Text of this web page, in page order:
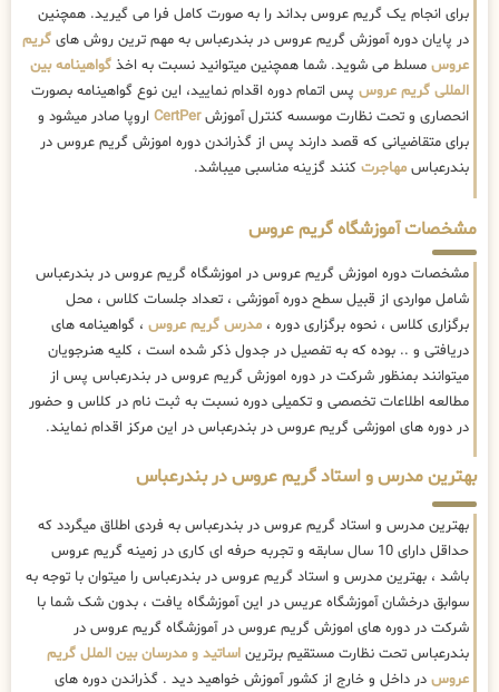
برای انجام یک گریم عروس بداند را به صورت کامل فرا می گیرید. همچنین
در پایان دوره آموزش گریم عروس در بندرعباس به مهم ترین روش های گریم
عروس مسلط می شوید. شما همچنین میتوانید نسبت به اخذ گواهینامه بین
المللی گریم عروس پس اتمام دوره اقدام نمایید، این نوع گواهینامه بصورت
انحصاری و تحت نظارت موسسه کنترل آموزشCertPer اروپا صادر میشود و
برای متقاضیانی که قصد دارند پس از گذراندن دوره اموزش گریم عروس در
بندرعباس مهاجرت کنند گزینه مناسبی میباشد.
مشخصات آموزشگاه گریم عروس
مشخصات دوره اموزش گریم عروس در اموزشگاه گریم عروس در بندرعباس
شامل مواردی از قبیل سطح دوره آموزشی ، تعداد جلسات کلاس ، محل
برگزاری کلاس ، نحوه برگزاری دوره ، مدرس گریم عروس ، گواهینامه های
دریافتی و .. بوده که به تفصیل در جدول ذکر شده است ، کلیه هنرجویان
میتوانند بمنظور شرکت در دوره اموزش گریم عروس در بندرعباس پس از
مطالعه اطلاعات تخصصی و تکمیلی دوره نسبت به ثبت نام در کلاس و حضور
در دوره های اموزشی گریم عروس در بندرعباس در این مرکز اقدام نمایند.
بهترین مدرس و استاد گریم عروس در بندرعباس
بهترین مدرس و استاد گریم عروس در بندرعباس به فردی اطلاق میگردد که
حداقل دارای 10 سال سابقه و تجربه حرفه ای کاری در زمینه گریم عروس
باشد ، بهترین مدرس و استاد گریم عروس در بندرعباس را میتوان با توجه به
سوابق درخشان آموزشگاه عریس در این آموزشگاه یافت ، بدون شک شما با
شرکت در دوره های اموزش گریم عروس در آموزشگاه گریم عروس در
بندرعباس تحت نظارت مستقیم برترین اساتید و مدرسان بین الملل گریم
عروس در داخل و خارج از کشور آموزش خواهید دید . گذراندن دوره های